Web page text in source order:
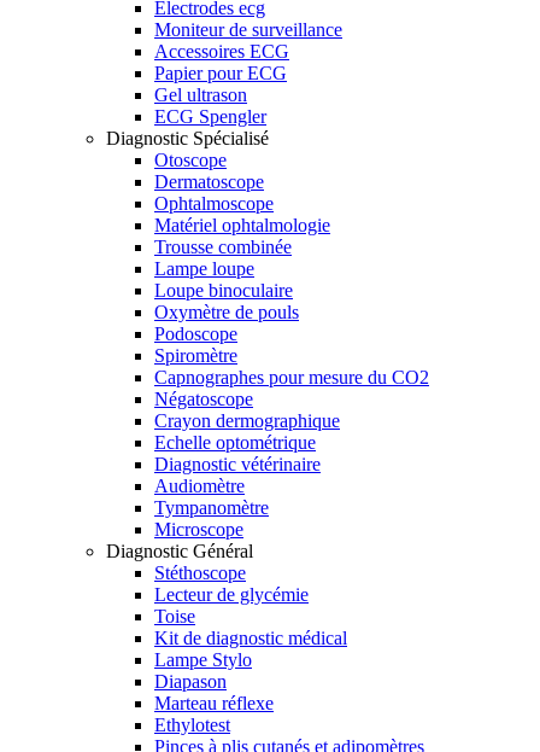
Electrodes ecg
Moniteur de surveillance
Accessoires ECG
Papier pour ECG
Gel ultrason
ECG Spengler
Diagnostic Spécialisé
Otoscope
Dermatoscope
Ophtalmoscope
Matériel ophtalmologie
Trousse combinée
Lampe loupe
Loupe binoculaire
Oxymètre de pouls
Podoscope
Spiromètre
Capnographes pour mesure du CO2
Négatoscope
Crayon dermographique
Echelle optométrique
Diagnostic vétérinaire
Audiomètre
Tympanomètre
Microscope
Diagnostic Général
Stéthoscope
Lecteur de glycémie
Toise
Kit de diagnostic médical
Lampe Stylo
Diapason
Marteau réflexe
Ethylotest
Pinces à plis cutanés et adipomètres